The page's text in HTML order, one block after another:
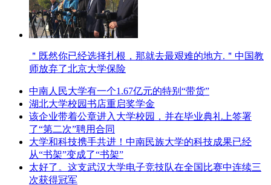
＂既然你已经选择扎根，那就去最艰难的地方.＂中国教
师放弃了北京大学保险
中南人民大学有一个1.67亿元的特别“带货”
湖北大学校园书店重启奖学金
该企业带着公章进入大学校园，并在毕业典礼上签署
了“第二次”聘用合同
大学和科技携手共进！中南民族大学的科技成果已经
从“书架”变成了“书架”
太好了。这支武汉大学电子竞技队在全国比赛中连续三
次获得冠军